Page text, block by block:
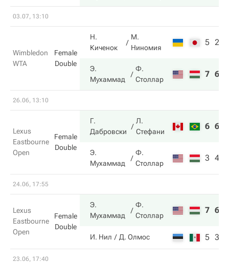
03.07, 13:10
Wimbledon
WTA
Female
Double
Н.
Киченок
М.
Ниномия
5 2
Э.
Мухаммад
Ф.
Столлар
7 6
26.06, 13:10
Lexus
Eastbourne
Open
Female
Double
Г.
Дабровски
Л.
Стефани
6 6
Э.
Мухаммад
Ф.
Столлар
3 4
24.06, 17:55
Lexus
Eastbourne
Open
Female
Double
Э.
Мухаммад
Ф.
Столлар
7 6
И. Нил Д. Олмос 5 3
23.06, 17:40